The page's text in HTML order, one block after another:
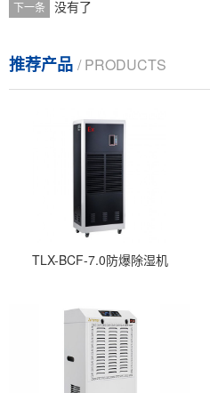
下一条 没有了
推荐产品 / PRODUCTS
TLX-BCF-7.0防爆除湿机